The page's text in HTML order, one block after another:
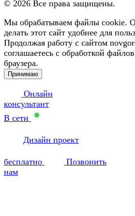
© 2026 Все права защищены.
Мы обрабатываем файлы cookie.
делать этот сайт удобнее для
Продолжая работу с сайтом
соглашаетесь с обработкой
браузера.
Принимаю
Онлайн
консультант
В сети
Дизайн проект
бесплатно
Позвонить
нам